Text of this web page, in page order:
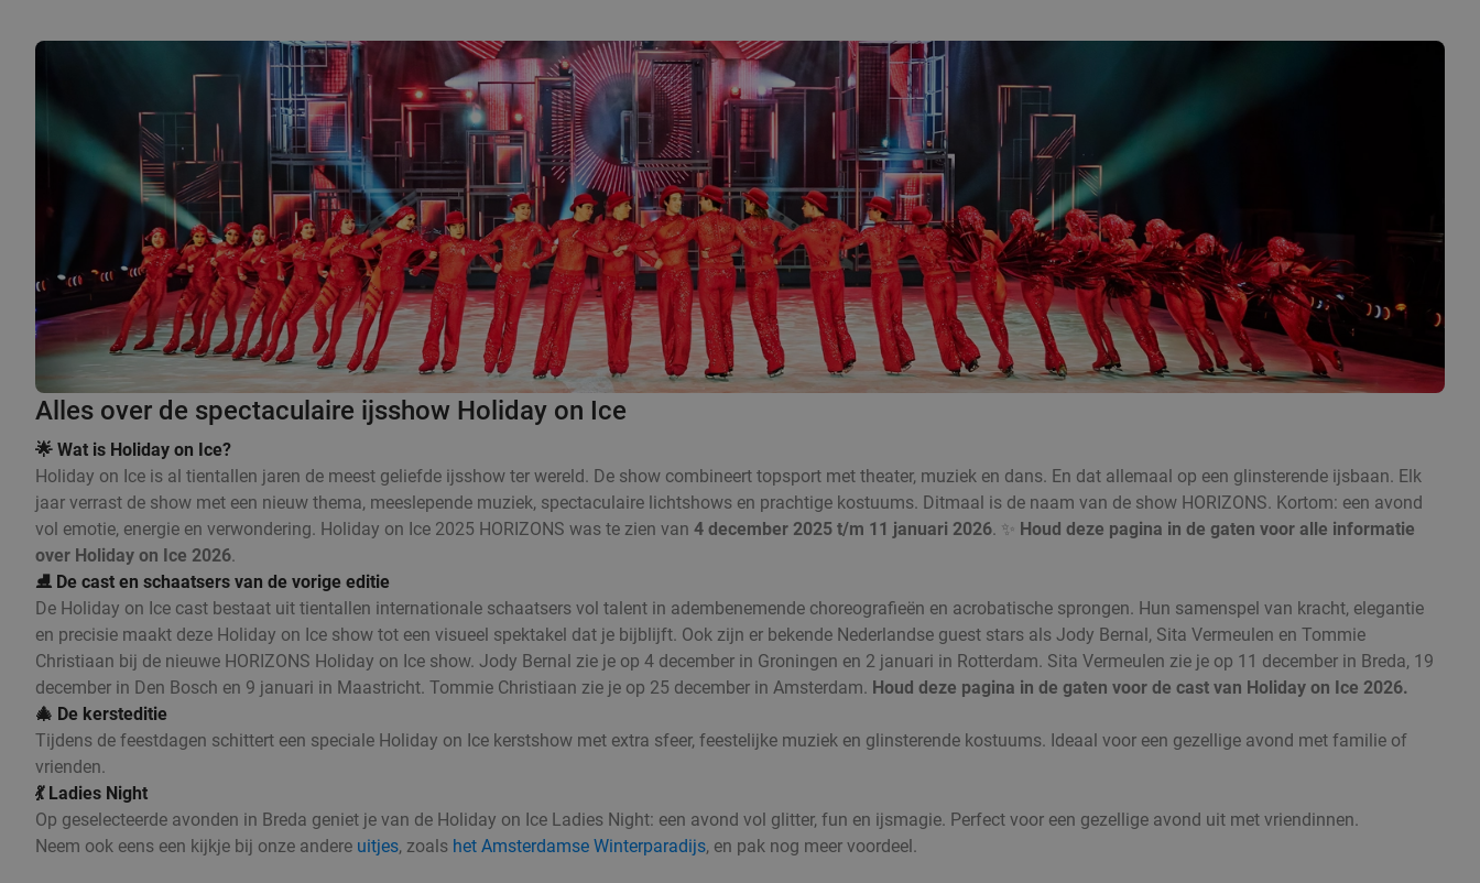
Alles over de spectaculaire ijsshow Holiday on Ice
🌟 Wat is Holiday on Ice?
Holiday on Ice is al tientallen jaren de meest geliefde ijsshow ter wereld. De show combineert topsport met theater, muziek en dans. En dat allemaal op een glinsterende ijsbaan. Elk
jaar verrast de show met een nieuw thema, meeslepende muziek, spectaculaire lichtshows en prachtige kostuums. Ditmaal is de naam van de show HORIZONS. Kortom: een avond
vol emotie, energie en verwondering. Holiday on Ice 2025 HORIZONS was te zien van 4 december 2025 t/m 11 januari 2026. ✨ Houd deze pagina in de gaten voor alle informatie
over Holiday on Ice 2026.
⛸️ De cast en schaatsers van de vorige editie
De Holiday on Ice cast bestaat uit tientallen internationale schaatsers vol talent in adembenemende choreografieën en acrobatische sprongen. Hun samenspel van kracht, elegantie
en precisie maakt deze Holiday on Ice show tot een visueel spektakel dat je bijblijft. Ook zijn er bekende Nederlandse guest stars als Jody Bernal, Sita Vermeulen en Tommie
Christiaan bij de nieuwe HORIZONS Holiday on Ice show. Jody Bernal zie je op 4 december in Groningen en 2 januari in Rotterdam. Sita Vermeulen zie je op 11 december in Breda, 19
december in Den Bosch en 9 januari in Maastricht. Tommie Christiaan zie je op 25 december in Amsterdam. Houd deze pagina in de gaten voor de cast van Holiday on Ice 2026.
🎄 De kersteditie
Tijdens de feestdagen schittert een speciale Holiday on Ice kerstshow met extra sfeer, feestelijke muziek en glinsterende kostuums. Ideaal voor een gezellige avond met familie of
vrienden.
💃 Ladies Night
Op geselecteerde avonden in Breda geniet je van de Holiday on Ice Ladies Night: een avond vol glitter, fun en ijsmagie. Perfect voor een gezellige avond uit met vriendinnen.
Neem ook eens een kijkje bij onze andere uitjes, zoals het Amsterdamse Winterparadijs, en pak nog meer voordeel.